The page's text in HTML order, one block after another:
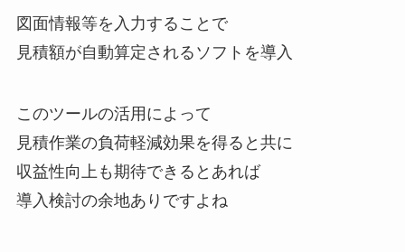
図面情報等を入力することで
見積額が自動算定されるソフトを導入
このツールの活用によって
見積作業の負荷軽減効果を得ると共に
収益性向上も期待できるとあれば
導入検討の余地ありですよね